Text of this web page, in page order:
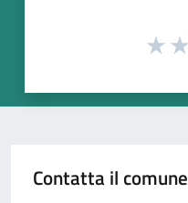
Contatta il comune